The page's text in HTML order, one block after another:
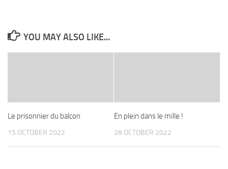
YOU MAY ALSO LIKE...
Le prisonnier du balcon
15 OCTOBER 2022
En plein dans le mille !
28 OCTOBER 2022